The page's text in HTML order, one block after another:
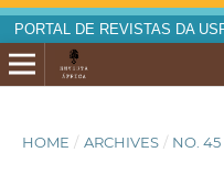
PORTAL DE REVISTAS DA
HOME / ARCHIVES / NO. 45